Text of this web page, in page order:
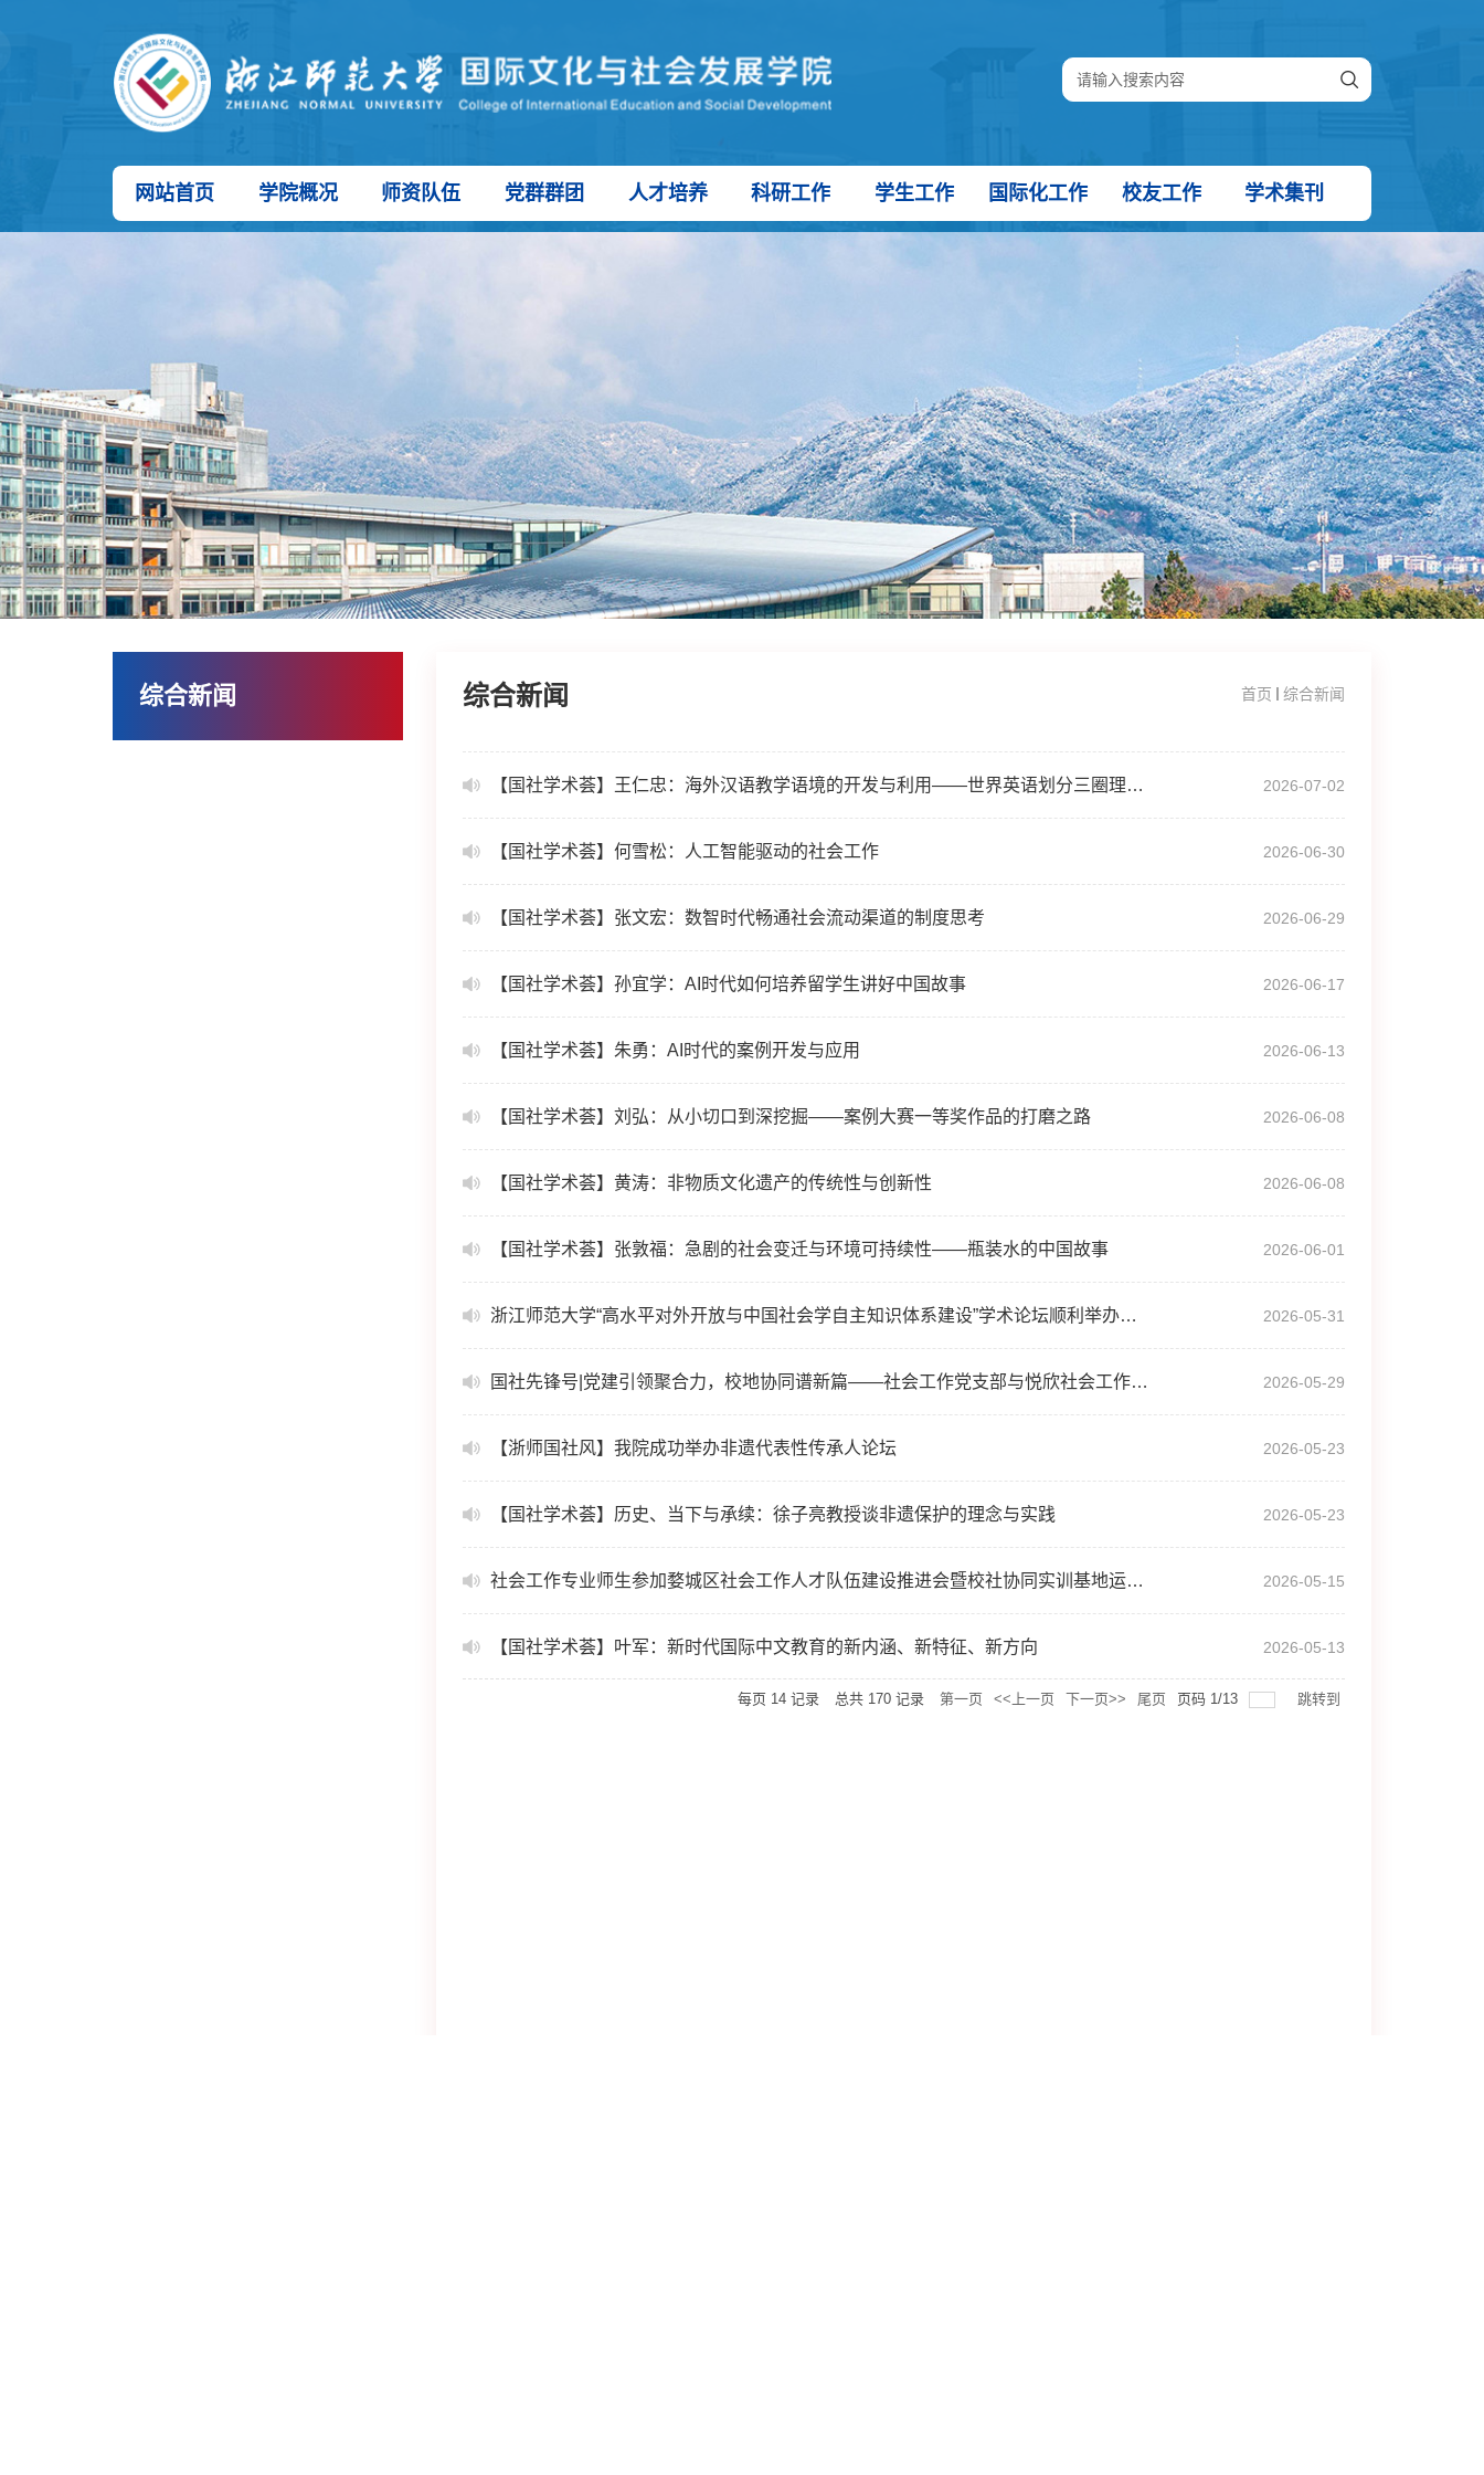
网站首页 学院概况 师资队伍 党群群团 人才培养 科研工作 学生工作 国际化工作 校友工作 学术集刊
综合新闻 综合新闻 首页 综合新闻
【国社学术荟】王仁忠：海外汉语教学语境的开发与利用——世界英语划分三圈理论的启示 2026-07-02
【国社学术荟】何雪松：人工智能驱动的社会工作 2026-06-30
【国社学术荟】张文宏：数智时代畅通社会流动渠道的制度思考 2026-06-29
【国社学术荟】孙宜学：AI时代如何培养留学生讲好中国故事 2026-06-17
【国社学术荟】朱勇：AI时代的案例开发与应用 2026-06-13
【国社学术荟】刘弘：从小切口到深挖掘——案例大赛一等奖作品的打磨之路 2026-06-08
【国社学术荟】黄涛：非物质文化遗产的传统性与创新性 2026-06-08
【国社学术荟】张敦福：急剧的社会变迁与环境可持续性——瓶装水的中国故事 2026-06-01
浙江师范大学“高水平对外开放与中国社会学自主知识体系建设”学术论坛顺利举办（简讯） 2026-05-31
国社先锋号|党建引领聚合力，校地协同谱新篇——社会工作党支部与悦欣社会工作发展服务中心交流会 2026-05-29
【浙师国社风】我院成功举办非遗代表性传承人论坛 2026-05-23
【国社学术荟】历史、当下与承续：徐子亮教授谈非遗保护的理念与实践 2026-05-23
社会工作专业师生参加婺城区社会工作人才队伍建设推进会暨校社协同实训基地运行对接会 2026-05-15
【国社学术荟】叶军：新时代国际中文教育的新内涵、新特征、新方向 2026-05-13
每页 14 记录 总共 170 记录 第一页 <<上一页 下一页>> 尾页 页码 1/13 跳转到